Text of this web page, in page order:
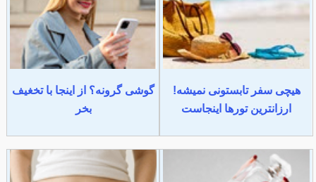
هیچی سفر تابستونی نمیشه!
ارزانترین تورها اینجاست
گوشی گرونه؟ از اینجا با تخغیف
بخر